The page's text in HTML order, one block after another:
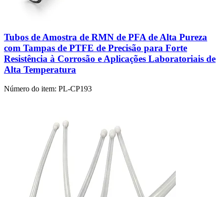
Tubos de Amostra de RMN de PFA de Alta Pureza
com Tampas de PTFE de Precisão para Forte
Resistência à Corrosão e Aplicações Laboratoriais de
Alta Temperatura
Número do item: PL-CP193